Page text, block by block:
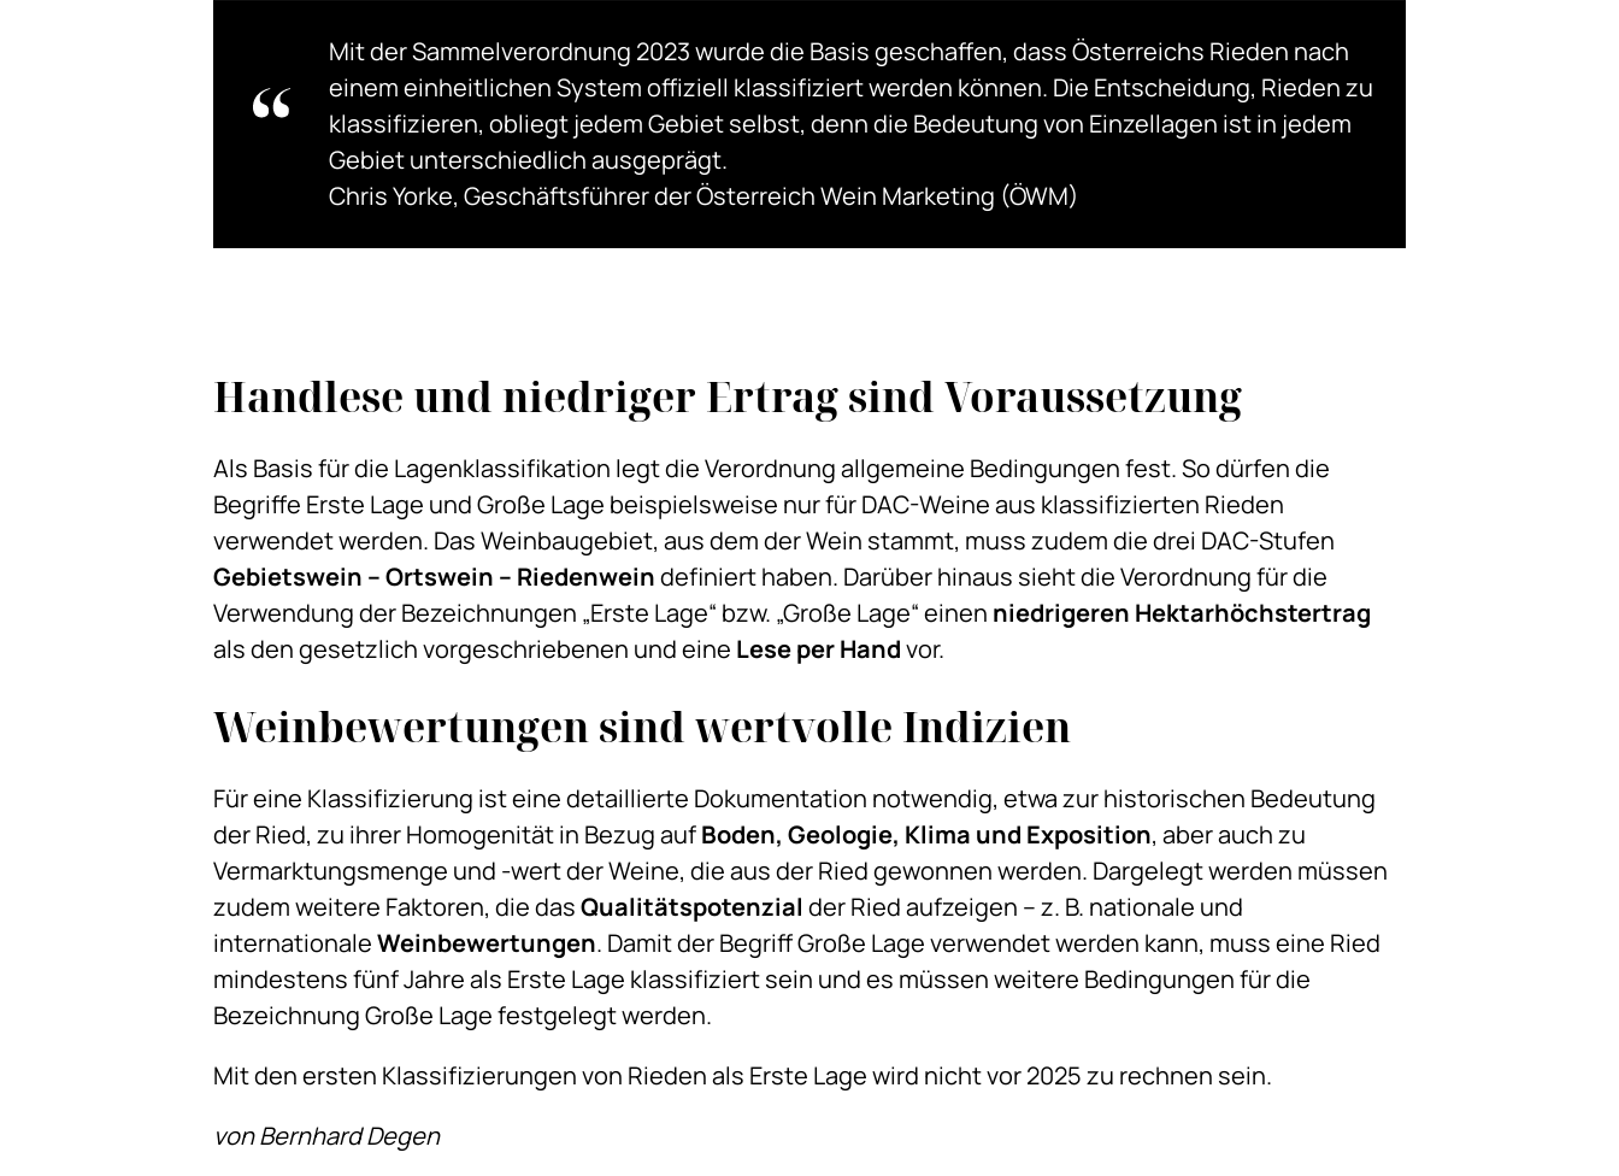
Mit der Sammelverordnung 2023 wurde die Basis geschaffen, dass Österreichs Rieden nach
einem einheitlichen System offiziell klassifiziert werden können. Die Entscheidung, Rieden zu
klassifizieren, obliegt jedem Gebiet selbst, denn die Bedeutung von Einzellagen ist in jedem
Gebiet unterschiedlich ausgeprägt.
Chris Yorke, Geschäftsführer der Österreich Wein Marketing (ÖWM)
Handlese und niedriger Ertrag sind Voraussetzung
Als Basis für die Lagenklassifikation legt die Verordnung allgemeine Bedingungen fest. So dürfen die
Begriffe Erste Lage und Große Lage beispielsweise nur für DAC-Weine aus klassifizierten Rieden
verwendet werden. Das Weinbaugebiet, aus dem der Wein stammt, muss zudem die drei DAC-Stufen
Gebietswein – Ortswein – Riedenweindefiniert haben. Darüber hinaus sieht die Verordnung für die
Verwendung der Bezeichnungen „Erste Lage“ bzw. „Große Lage“ einen niedrigeren Hektarhöchstertrag
als den gesetzlich vorgeschriebenen und eine Lese per Handvor.
Weinbewertungen sind wertvolle Indizien
Für eine Klassifizierung ist eine detaillierte Dokumentation notwendig, etwa zur historischen Bedeutung
der Ried, zu ihrer Homogenität in Bezug aufBoden, Geologie, Klima und Exposition, aber auch zu
Vermarktungsmenge und -wert der Weine, die aus der Ried gewonnen werden. Dargelegt werden müssen
zudem weitere Faktoren, die dasQualitätspotenzial der Ried aufzeigen – z. B. nationale und
internationaleWeinbewertungen. Damit der Begriff Große Lage verwendet werden kann, muss eine Ried
mindestens fünf Jahre als Erste Lage klassifiziert sein und es müssen weitere Bedingungen für die
Bezeichnung Große Lage festgelegt werden.
Mit den ersten Klassifizierungen von Rieden als Erste Lage wird nicht vor 2025 zu rechnen sein.
von Bernhard Degen